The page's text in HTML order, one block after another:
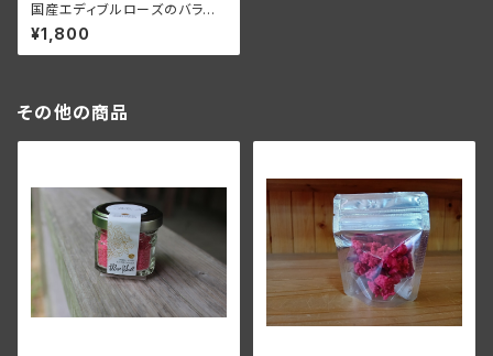
国産エディブルローズのバラシ
ロップ・日本の原種バラ ハマナ
ス（１２５ｇ）ギフト用
¥1,800
その他の商品